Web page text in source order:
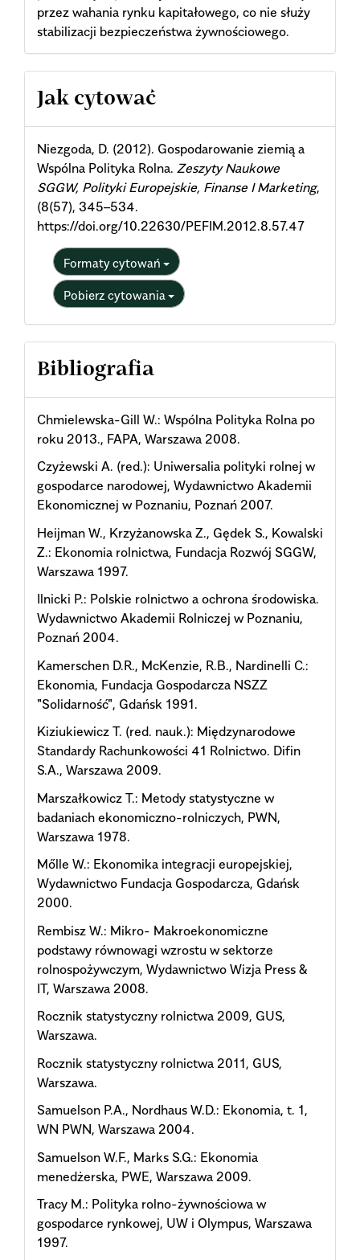
przez wahania rynku kapitałowego, co nie służy
stabilizacji bezpieczeństwa żywnościowego.
Article
Details
Jak cytować
Niezgoda, D. (2012). Gospodarowanie ziemią a
Wspólna Polityka Rolna. Zeszyty Naukowe
SGGW, Polityki Europejskie, Finanse I Marketing,
(8(57), 345–534.
https://doi.org/10.22630/PEFIM.2012.8.57.47
Formaty cytowań
Pobierz cytowania
Bibliografia
Chmielewska-Gill W.: Wspólna Polityka Rolna po
roku 2013., FAPA, Warszawa 2008.
Czyżewski A. (red.): Uniwersalia polityki rolnej w
gospodarce narodowej, Wydawnictwo Akademii
Ekonomicznej w Poznaniu, Poznań 2007.
Heijman W., Krzyżanowska Z., Gędek S., Kowalski
Z.: Ekonomia rolnictwa, Fundacja Rozwój SGGW,
Warszawa 1997.
Ilnicki P.: Polskie rolnictwo a ochrona środowiska.
Wydawnictwo Akademii Rolniczej w Poznaniu,
Poznań 2004.
Kamerschen D.R., McKenzie, R.B., Nardinelli C.:
Ekonomia, Fundacja Gospodarcza NSZZ
"Solidarność", Gdańsk 1991.
Kiziukiewicz T. (red. nauk.): Międzynarodowe
Standardy Rachunkowości 41 Rolnictwo. Difin
S.A., Warszawa 2009.
Marszałkowicz T.: Metody statystyczne w
badaniach ekonomiczno-rolniczych, PWN,
Warszawa 1978.
Mőlle W.: Ekonomika integracji europejskiej,
Wydawnictwo Fundacja Gospodarcza, Gdańsk
2000.
Rembisz W.: Mikro- Makroekonomiczne
podstawy równowagi wzrostu w sektorze
rolnospożywczym, Wydawnictwo Wizja Press &
IT, Warszawa 2008.
Rocznik statystyczny rolnictwa 2009, GUS,
Warszawa.
Rocznik statystyczny rolnictwa 2011, GUS,
Warszawa.
Samuelson P.A., Nordhaus W.D.: Ekonomia, t. 1,
WN PWN, Warszawa 2004.
Samuelson W.F., Marks S.G.: Ekonomia
menedżerska, PWE, Warszawa 2009.
Tracy M.: Polityka rolno-żywnościowa w
gospodarce rynkowej, UW i Olympus, Warszawa
1997.